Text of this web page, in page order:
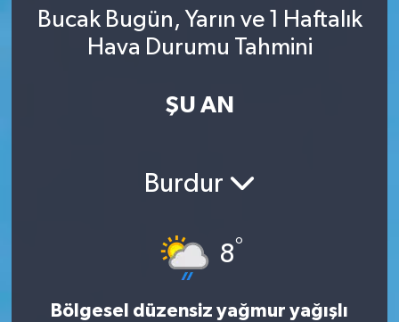
Bucak Bugün, Yarın ve 1 Haftalık
Hava Durumu Tahmini
ŞU AN
Burdur
8°
Bölgesel düzensiz yağmur yağışlı
KÜLTÜR-SANAT
Genel
Tüm Manşetler
Son Dakika Haberleri